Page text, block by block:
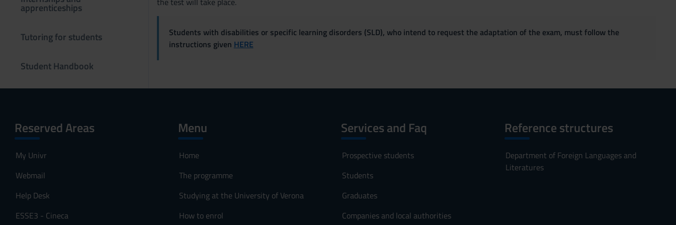
apprenticeships
Tutoring for students
Student Handbook
Students with disabilities or specific learning disorders (SLD), who intend to request the adaptation of the exam, must follow the
instructions given HERE
Reserved Areas
My Univr
Webmail
Help Desk
ESSE3 - Cineca
Menu
Home
The programme
Studying at the University of Verona
How to enrol
Services and Faq
Prospective students
Students
Graduates
Companies and local authorities
Reference structures
Department of Foreign Languages and
Literatures